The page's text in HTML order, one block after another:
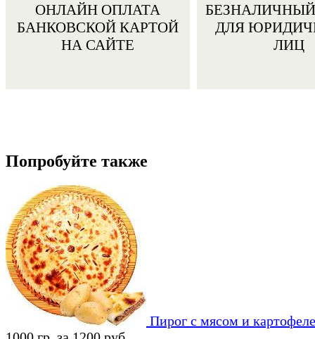
ОНЛАЙН ОПЛАТА
БАНКОВСКОЙ КАРТОЙ
НА САЙТЕ
БЕЗНАЛИЧНЫЙ
ДЛЯ
ЛИЦ
Попробуйте также
Пирог с мясом и